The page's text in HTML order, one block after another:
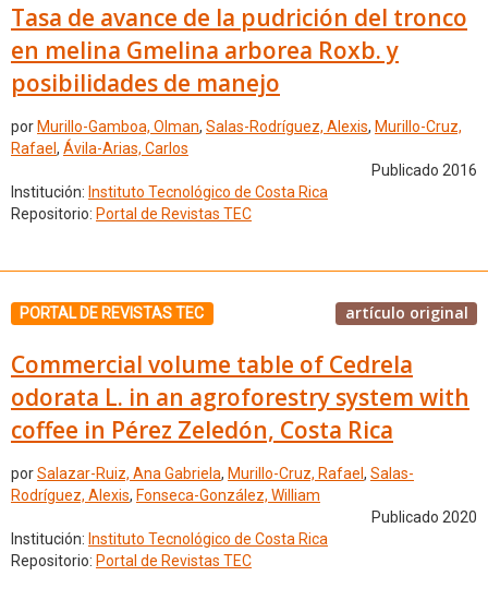
Tasa de avance de la pudrición del tronco
en melina Gmelina arborea Roxb. y
posibilidades de manejo
por Murillo-Gamboa, Olman, Salas-Rodríguez, Alexis, Murillo-Cruz,
Rafael , Ávila-Arias, Carlos
Publicado 2016
Institución: Instituto Tecnológico de Costa Rica
Repositorio: Portal de Revistas TEC
PORTAL DE REVISTAS TEC artículo original
Commercial volume table of Cedrela
odorata L. in an agroforestry system with
coffee in Pérez Zeledón, Costa Rica
porSalazar-Ruiz, Ana Gabriela, Murillo-Cruz, Rafael , Salas-
Rodríguez, Alexis, Fonseca-González, William
Publicado 2020
Institución: Instituto Tecnológico de Costa Rica
Repositorio: Portal de Revistas TEC